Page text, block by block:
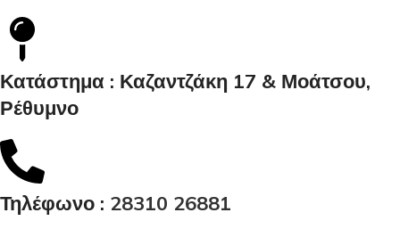
Κατάστημα : Καζαντζάκη 17 & Μοάτσου,
Ρέθυμνο
Τηλέφωνο : 28310 26881